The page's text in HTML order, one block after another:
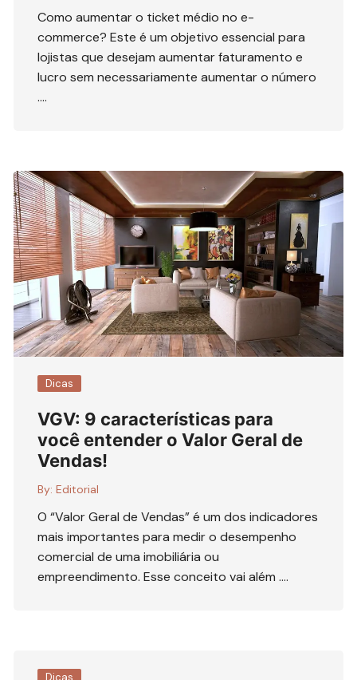
Como aumentar o ticket médio no e-
commerce? Este é um objetivo essencial para
lojistas que desejam aumentar faturamento e
lucro sem necessariamente aumentar o número
….
Dicas
VGV: 9 características para
você entender o Valor Geral de
Vendas!
By: Editorial
O “Valor Geral de Vendas” é um dos indicadores
mais importantes para medir o desempenho
comercial de uma imobiliária ou
empreendimento. Esse conceito vai além ….
Dicas